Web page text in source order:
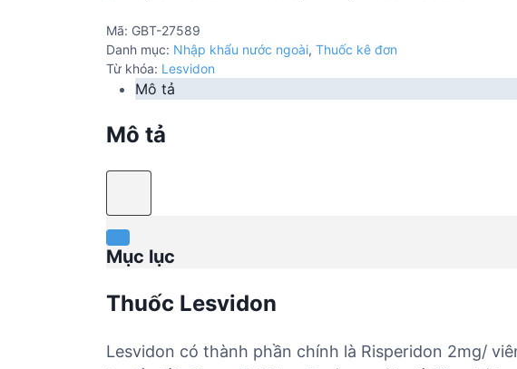
Mã: GBT-27589
Danh mục: Nhập khẩu nước ngoài, Thuốc kê đơn
Từ khóa: Lesvidon
Mô tả
Mô tả
Mục lục
Thuốc Lesvidon
Lesvidon có thành phần chính là Risperidon 2mg/